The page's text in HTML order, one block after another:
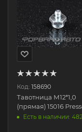
Код: 158690
Тавотница М12*1,0
(прямая) 15016
Есть в наличии: